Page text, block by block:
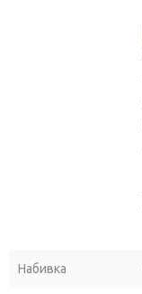
Набивка